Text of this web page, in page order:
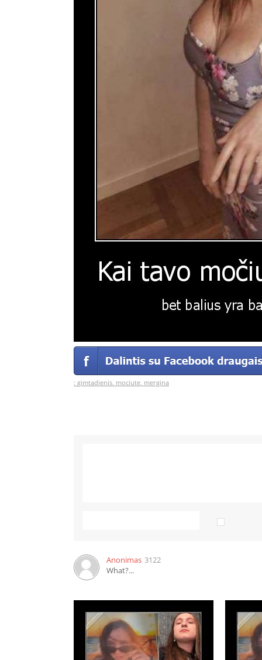
: gimtadienis. mociute, mergina
Anonimas 3122
What?...